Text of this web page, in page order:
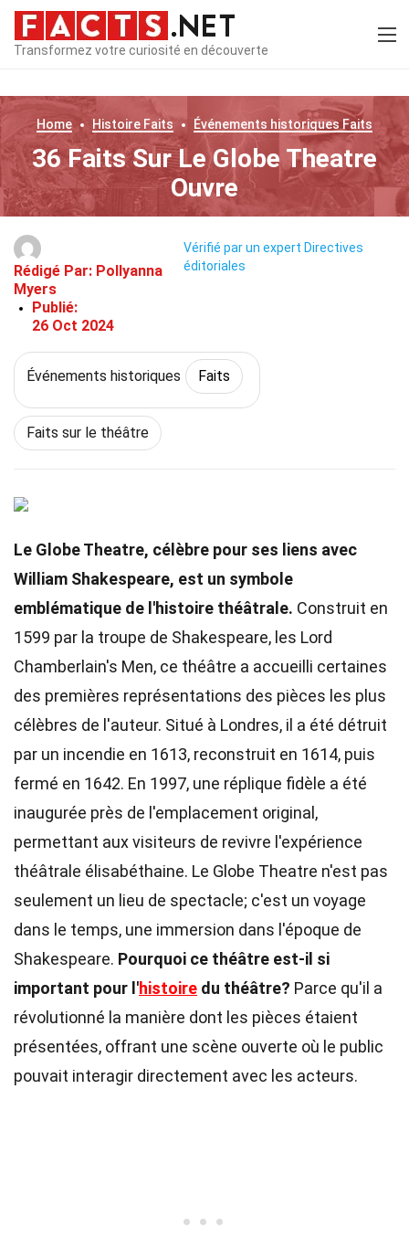
Transformez votre curiosité en découverte
Home Histoire Faits Événements historiques Faits
36 Faits Sur Le Globe Theatre
Ouvre
Rédigé Par: Pollyanna
Myers
Publié:
26 Oct 2024
Vérifié par un expert Directives
éditoriales
Événements historiques Faits
Faits sur le théâtre
Le Globe Theatre, célèbre pour ses liens avec
William Shakespeare, est un symbole
emblématique de l'histoire théâtrale. Construit en
1599 par la troupe de Shakespeare, les Lord
Chamberlain's Men, ce théâtre a accueilli certaines
des premières représentations des pièces les plus
célèbres de l'auteur. Situé à Londres, il a été détruit
par un incendie en 1613, reconstruit en 1614, puis
fermé en 1642. En 1997, une réplique fidèle a été
inaugurée près de l'emplacement original,
permettant aux visiteurs de revivre l'expérience
théâtrale élisabéthaine. Le Globe Theatre n'est pas
seulement un lieu de spectacle; c'est un voyage
dans le temps, une immersion dans l'époque de
Shakespeare. Pourquoi ce théâtre est-il si
important pour l'histoire du théâtre? Parce qu'il a
révolutionné la manière dont les pièces étaient
présentées, offrant une scène ouverte où le public
pouvait interagir directement avec les acteurs.